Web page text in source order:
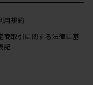
用規約
商取引に関する法律に基
記